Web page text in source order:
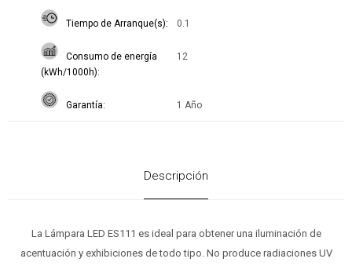
Tiempo de Arranque(s) 0.1
Consumo de energía
(kWh/1000h)
12
Garantía 1 Año
Descripción
La Lámpara LED ES111 es ideal para obtener una iluminación de
acentuación y exhibiciones de todo tipo. No produce radiaciones UV